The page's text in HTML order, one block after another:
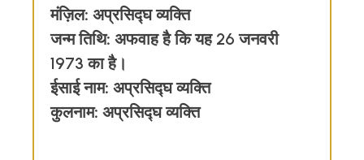
मंज़िल: अप्रसिद्घ व्यक्ति
जन्म तिथि: अफवाह है कि यह 26 जनवरी
1973 का है।
ईसाई नाम: अप्रसिद्घ व्यक्ति
कुलनाम: अप्रसिद्घ व्यक्ति